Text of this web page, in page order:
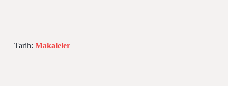
Tarih: Makaleler